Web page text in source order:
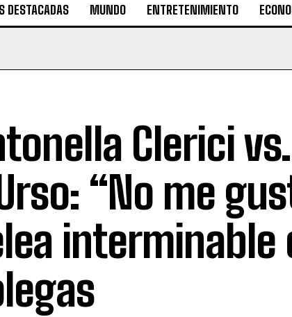
DESTACADAS MUNDO ENTRETENIMIENTO
Clerici
“No me
interminable